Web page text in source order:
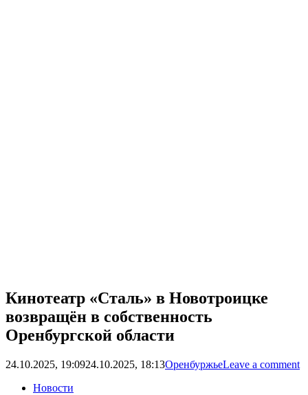
Кинотеатр «Сталь» в Новотроицке
возвращён в собственность
Оренбургской области
24.10.2025, 19:0924.10.2025, 18:13ОренбуржьеLeave a comment
Новости